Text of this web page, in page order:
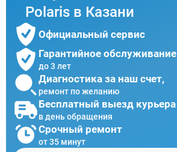
Polaris в Казани
Официальный сервис
Гарантийное обслуживание
до 3 лет
Диагностика за наш счет,
ремонт по желанию
Бесплатный выезд курьера
в день обращения
Срочный ремонт
от 35 минут